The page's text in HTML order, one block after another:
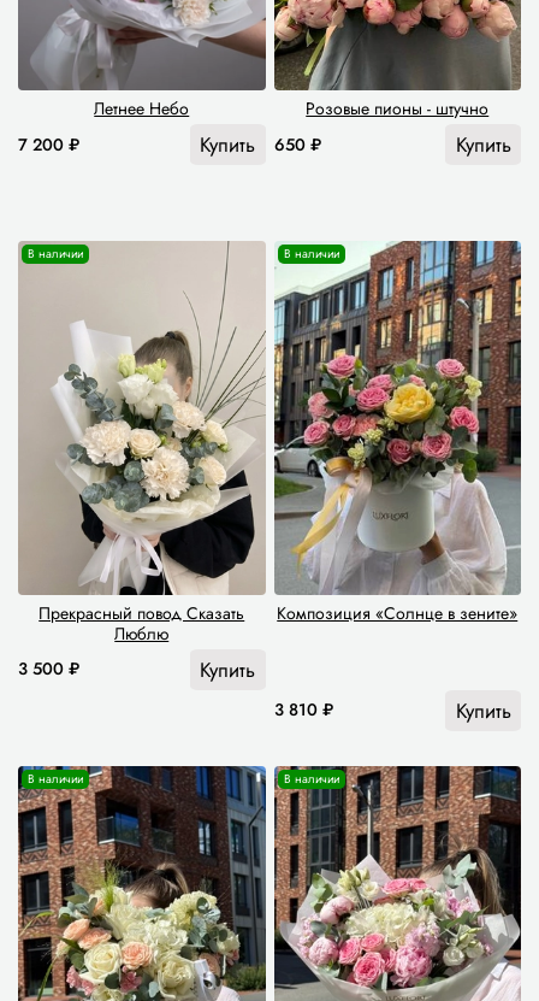
Летнее Небо
7 200 ₽
Купить
Розовые пионы - штучно
650 ₽
Купить
В наличии
Прекрасный повод Сказать
Люблю
3 500 ₽
Купить
В наличии
Композиция «Солнце в зените»
3 810 ₽ Купить
В наличии В наличии